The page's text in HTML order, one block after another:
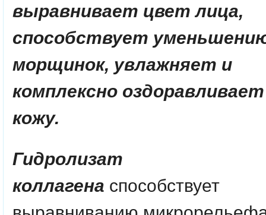
выравнивает цвет лица,
способствует
морщинок, увлажняет и
комплексно оздоравливает
кожу.
Гидролизат
коллагена способствует